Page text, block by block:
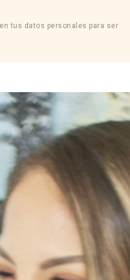
tus datos personales para ser